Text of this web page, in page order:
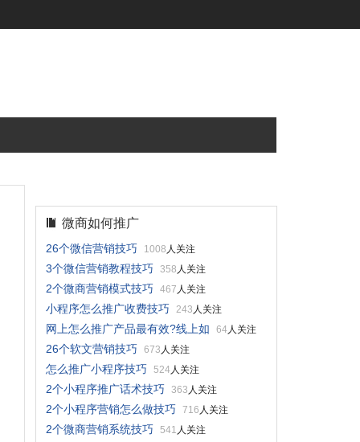
微商如何推广
26个微信营销技巧 1008 人关注
3个微信营销教程技巧 358 人关注
2个微商营销模式技巧 467 人关注
小程序怎么推广收费技巧 243 人关注
网上怎么推广产品最有效?线上如 64 人关注
26个软文营销技巧 673 人关注
怎么推广小程序技巧 524 人关注
2个小程序推广话术技巧 363 人关注
2个小程序营销怎么做技巧 716 人关注
2个微商营销系统技巧 541 人关注